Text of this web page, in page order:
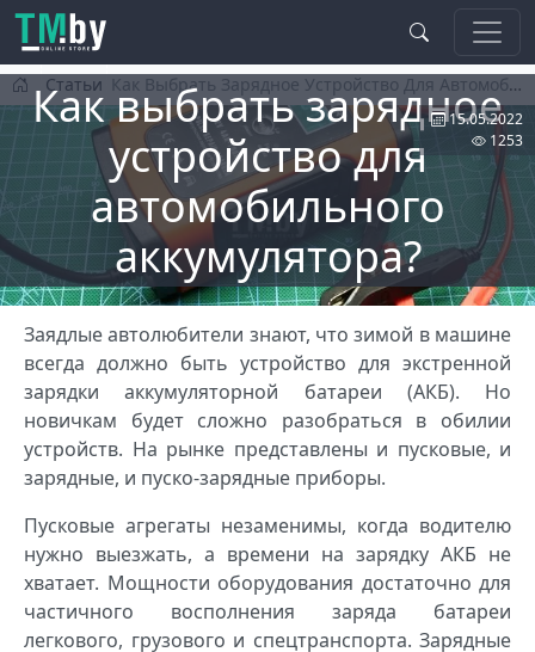
Перейти к основному содержанию
Статьи Как Выбрать Зарядное Устройство Для Автомобильного Аккумулятора?
Как выбрать зарядное
устройство для
автомобильного
аккумулятора?
15.05.2022
1253
Заядлые автолюбители знают, что зимой в машине
всегда должно быть устройство для экстренной
зарядки аккумуляторной батареи (АКБ). Но
новичкам будет сложно разобраться в обилии
устройств. На рынке представлены и пусковые, и
зарядные, и пуско-зарядные приборы.
Пусковые агрегаты незаменимы, когда водителю
нужно выезжать, а времени на зарядку АКБ не
хватает. Мощности оборудования достаточно для
частичного восполнения заряда батареи
легкового, грузового и спецтранспорта. Зарядные